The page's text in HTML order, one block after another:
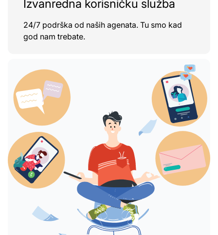
Izvanredna korisničku služba
24/7 podrška od naših agenata. Tu smo kad
god nam trebate.